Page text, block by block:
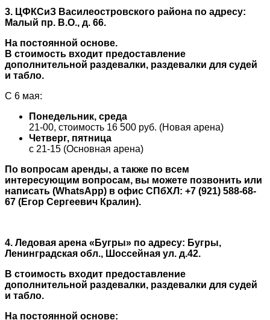
3. ЦФКСиЗ Василеостровского района по адресу:
Малый пр. В.О., д. 66.
На постоянной основе.
В стоимость входит предоставление
дополнительной раздевалки, раздевалки для судей
и табло.
С 6 мая:
Понедельник, среда
21-00, стоимость 16 500 руб. (Новая арена)
Четверг, пятница
с 21-15 (Основная арена)
По вопросам аренды, а также по всем
интересующим вопросам, вы можете позвонить или
написать (WhatsApp) в офис СПбХЛ: +7 (921) 588-68-
67 (Егор Сергеевич Кралин).
4. Ледовая арена «Бугры» по адресу: Бугры,
Ленинградская обл., Шоссейная ул. д.42.
В стоимость входит предоставление
дополнительной раздевалки, раздевалки для судей
и табло.
На постоянной основе: